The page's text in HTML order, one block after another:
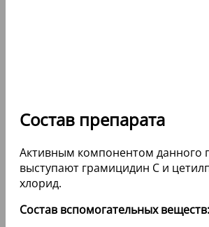
Состав препарата
Активным компонентом данного
выступают грамицидин C и
хлорид.
Состав вспомогательных веществ: